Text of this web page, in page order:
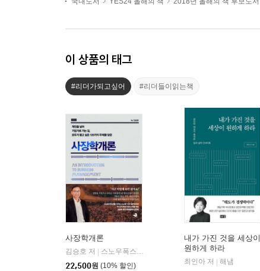
이 상품의 태그
#리더가되고싶어 #리더들이읽는책
사장학개론
김승호 저
스노우폭스북스
22,500원 (10% 할인)
내가 가진 것을 세상이
원하게 하라
최인아 저
해냄